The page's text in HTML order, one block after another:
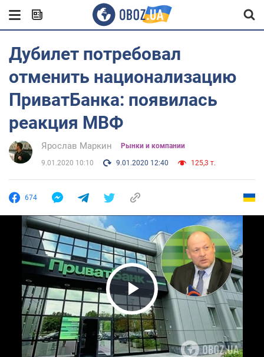
Дубилет потребовал
отменить национализацию
ПриватБанка: появилась
реакция МВФ
Ярослав Маркин Рынки и компании
9.01.2020 10:10 9.01.2020 12:40 125,3 т.
674
Play Video